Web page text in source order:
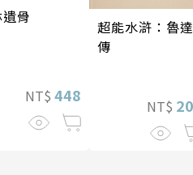
骨
NT$ 448
超能水滸：魯達
傳
NT$